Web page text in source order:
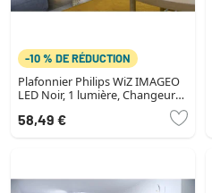
-10 % DE RÉDUCTION
Plafonnier Philips WiZ IMAGEO
LED Noir, 1 lumière, Changeur
58,49 €